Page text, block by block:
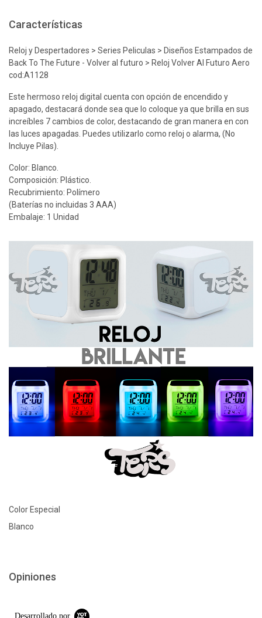
Características
Reloj y Despertadores > Series Peliculas > Diseños Estampados de
Back To The Future - Volver al futuro > Reloj Volver Al Futuro Aero
cod:A1128
Este hermoso reloj digital cuenta con opción de encendido y
apagado, destacará donde sea que lo coloque ya que brilla en sus
increíbles 7 cambios de color, destacando de gran manera en con
las luces apagadas. Puedes utilizarlo como reloj o alarma, (No
Incluye Pilas).
Color: Blanco.
Composición: Plástico.
Recubrimiento: Polímero
(Baterías no incluidas 3 AAA)
Embalaje: 1 Unidad
Color Especial
Blanco
Opiniones
Desarrollado por